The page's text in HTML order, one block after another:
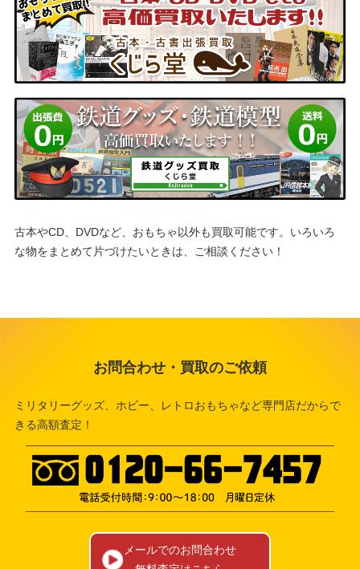
古本やCD、DVDなど、おもちゃ以外も買取可能です。 いろいろ
な物をまとめて片づけたいときは、ご相談ください！
お問合わせ・買取のご依頼
ミリタリーグッズ、ホビー、レトロおもちゃなど専門店だからで
きる高額査定！
メールでのお問合わせ